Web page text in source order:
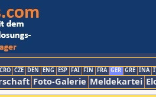
CRO CZE DEN ENG ESP FAI FIN FRA GER GRE INA
Foto-Galerie Meldekartei